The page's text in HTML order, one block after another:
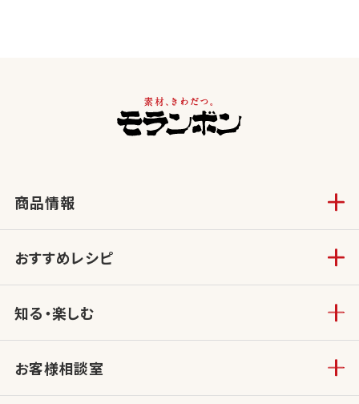
商品情報
おすすめレシピ
知る・楽しむ
お客様相談室